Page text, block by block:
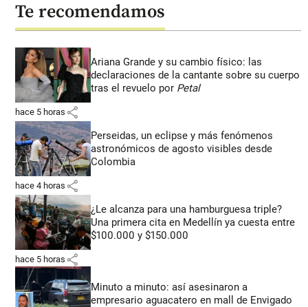
Te recomendamos
Ariana Grande y su cambio físico: las
declaraciones de la cantante sobre su cuerpo
tras el revuelo por Petal
hace 5 horas share
Perseidas, un eclipse y más fenómenos
astronómicos de agosto visibles desde
Colombia
hace 4 horas share
¿Le alcanza para una hamburguesa triple?
Una primera cita en Medellín ya cuesta entre
$100.000 y $150.000
hace 5 horas share
Minuto a minuto: así asesinaron a
empresario aguacatero en mall de Envigado